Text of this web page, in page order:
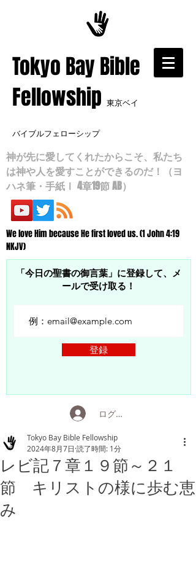
​Tokyo Bay Bible
Fellowship 東京ベイ
バイブルフェローシップ
神が先に愛してくれたからこそ、私たち
は神や人を愛すことができるのだ！（ヨ
ハネ筆・手紙Ⅰ 4章19節 AB）
We love Him because He first loved us. (1 John 4:19
NKJV)
「今日の聖書の御言葉」に登録して、メ
ールで受け取る！
登録
ログイン
レビ記７章１９節～２１
節 キリストの様に歩む恵
み
Tokyo Bay Bible Fellowship
2024年8月7日 読了時間: 1分